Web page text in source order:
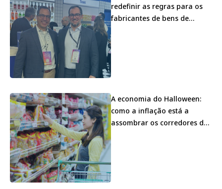
redefinir as regras para os
fabricantes de bens de
A economia do Halloween:
como a inflação está a
assombrar os corredores de